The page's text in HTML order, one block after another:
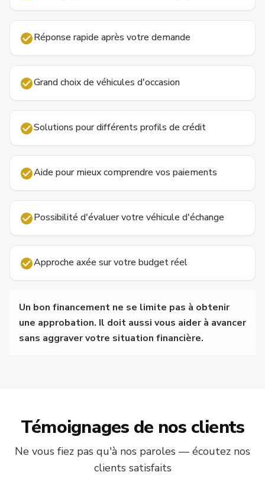
Réponse rapide après votre demande
Grand choix de véhicules d'occasion
Solutions pour différents profils de crédit
Aide pour mieux comprendre vos paiements
Possibilité d'évaluer votre véhicule d'échange
Approche axée sur votre budget réel
Un bon financement ne se limite pas à obtenir
une approbation. Il doit aussi vous aider à avancer
sans aggraver votre situation financière.
Témoignages de nos clients
Ne vous fiez pas qu'à nos paroles — écoutez nos
clients satisfaits